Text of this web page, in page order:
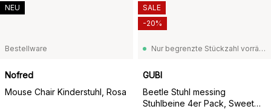
Bestellware
Nofred
Mouse Chair Kinderstuhl, Rosa
NEU
Nur begrenzte Stückzahl vorrätig
GUBI
Beetle Stuhl messing
Stuhlbeine 4er Pack, Sweet
SALE
-20%